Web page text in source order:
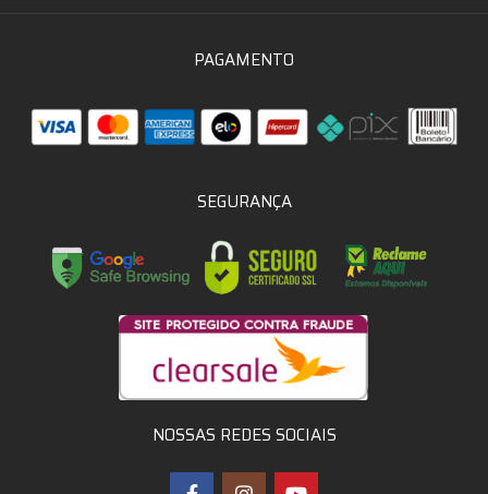
PAGAMENTO
SEGURANÇA
NOSSAS REDES SOCIAIS